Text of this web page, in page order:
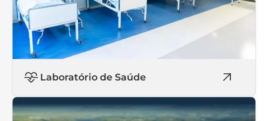
Laboratório de Saúde